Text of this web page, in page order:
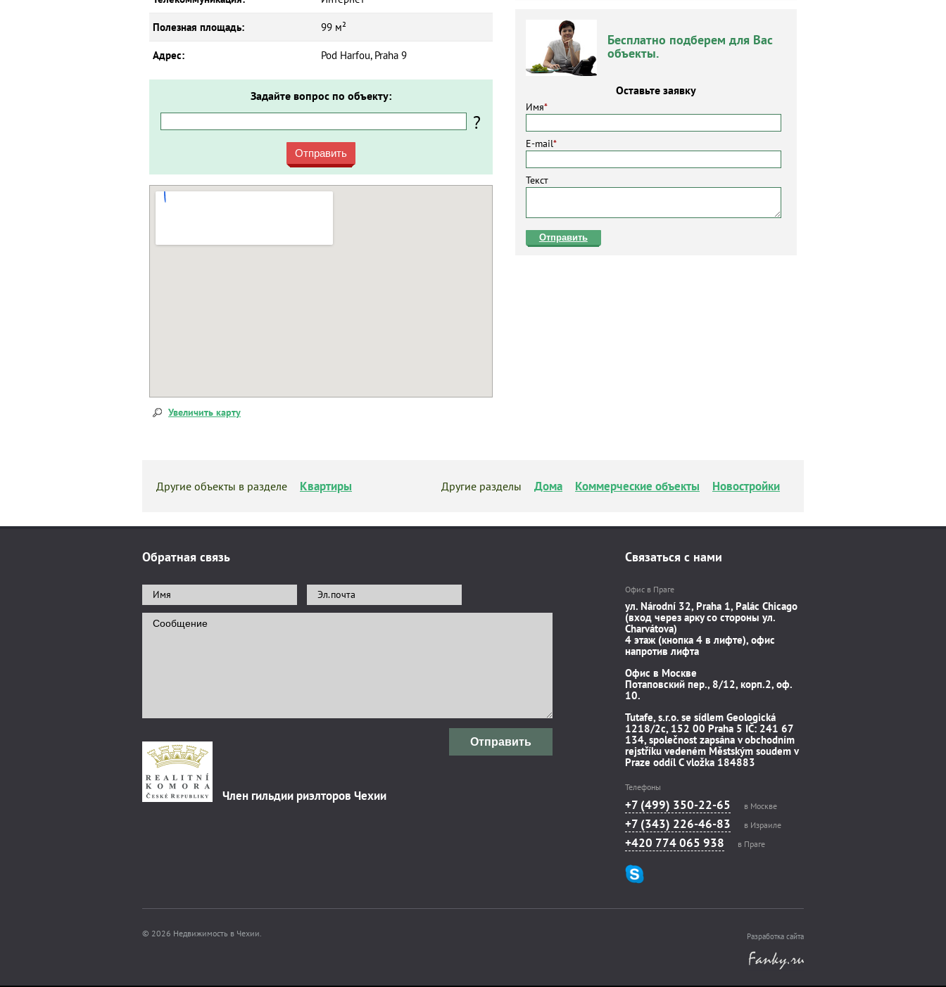
Бесплатно подберем для Вас
объекты.
Оставьте заявку
Имя*
E-mail*
Текст
Отправить
Полезная площадь: 99 м²
Адрес: Pod Harfou, Praha 9
Задайте вопрос по объекту:
?
Отправить
Увеличить карту
Другие объекты в разделе Квартиры Другие разделы Дома Коммерческие объекты Новостройки
Обратная связь
Отправить
Член гильдии риэлторов Чехии
Связаться с нами
Офис в Праге
ул. Národní 32, Praha 1, Palác Chicago
(вход через арку со стороны ул.
Charvátova)
4 этаж (кнопка 4 в лифте), офис
напротив лифта
Офис в Москве
Потаповский пер., 8/12, корп.2, оф.
10.
Tutafe, s.r.o. se sídlem Geologická
1218/2c, 152 00 Praha 5 IČ: 241 67
134, společnost zapsána v obchodním
rejstříku vedeném Městským soudem v
Praze oddíl C vložka 184883
Телефоны
+7 (499) 350-22-65 в Москве
+7 (343) 226-46-83 в Израиле
+420 774 065 938 в Праге
© 2026 Недвижимость в Чехии. Разработка сайта